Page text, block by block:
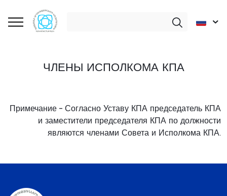
ЧЛЕНЫ ИСПОЛКОМА КПА
Примечание – Согласно Уставу КПА председатель КПА
и заместители председателя КПА по должности
являются членами Совета и Исполкома КПА.